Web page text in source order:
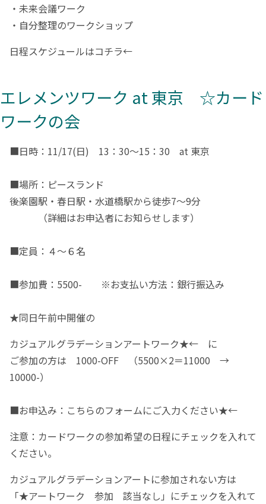
・未来会議ワーク
・自分整理のワークショップ
日程スケジュールはコチラ←
エレメンツワーク at 東京 ☆カード
ワークの会
■日時：11/17(日) 13：30～15：30 at 東京
■場所：ピースランド
後楽園駅・春日駅・水道橋駅から徒歩7～9分
（詳細はお申込者にお知らせします）
■定員：４～６名
■参加費：5500- ※お支払い方法：銀行振込み
★同日午前中開催の
カジュアルグラデーションアートワーク★← に
ご参加の方は 1000-OFF （5500×2＝11000 →
10000-）
■お申込み：こちらのフォームにご入力ください★←
注意：カードワークの参加希望の日程にチェックを入れて
ください。
カジュアルグラデーションアートに参加されない方は
「★アートワーク 参加 該当なし」にチェックを入れて